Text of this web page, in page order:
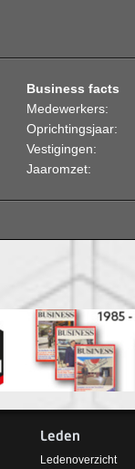
Business facts
Medewerkers:
Oprichtingsjaar:
Vestigingen:
Jaaromzet:
Leden
Ledenoverzicht